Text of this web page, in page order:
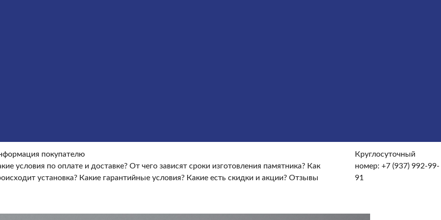
покупателю
условия по оплате и доставке?От чего зависят сроки изготовления памятника? Как
установка? Какие гарантийные условия? Какие есть скидки и акции?Отзывы
Круглосуточный
номер: +7 (937) 992-99-
91